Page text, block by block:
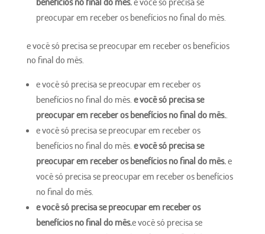
preocupar em receber os benefícios no final do mês.
e você só precisa se preocupar em receber os benefícios
no final do mês.
e você só precisa se preocupar em receber os
benefícios no final do mês. e você só precisa se
preocupar em receber os benefícios no final do mês..
e você só precisa se preocupar em receber os
benefícios no final do mês. e você só precisa se
preocupar em receber os benefícios no final do mês.e
você só precisa se preocupar em receber os benefícios
no final do mês.
e você só precisa se preocupar em receber os
benefícios no final do mês.e você só precisa se